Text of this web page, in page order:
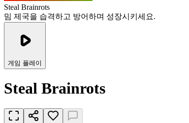
Steal Brainrots
밈 제국을 습격하고 방어하며 성장시키세요.
게임 플레이
Steal Brainrots